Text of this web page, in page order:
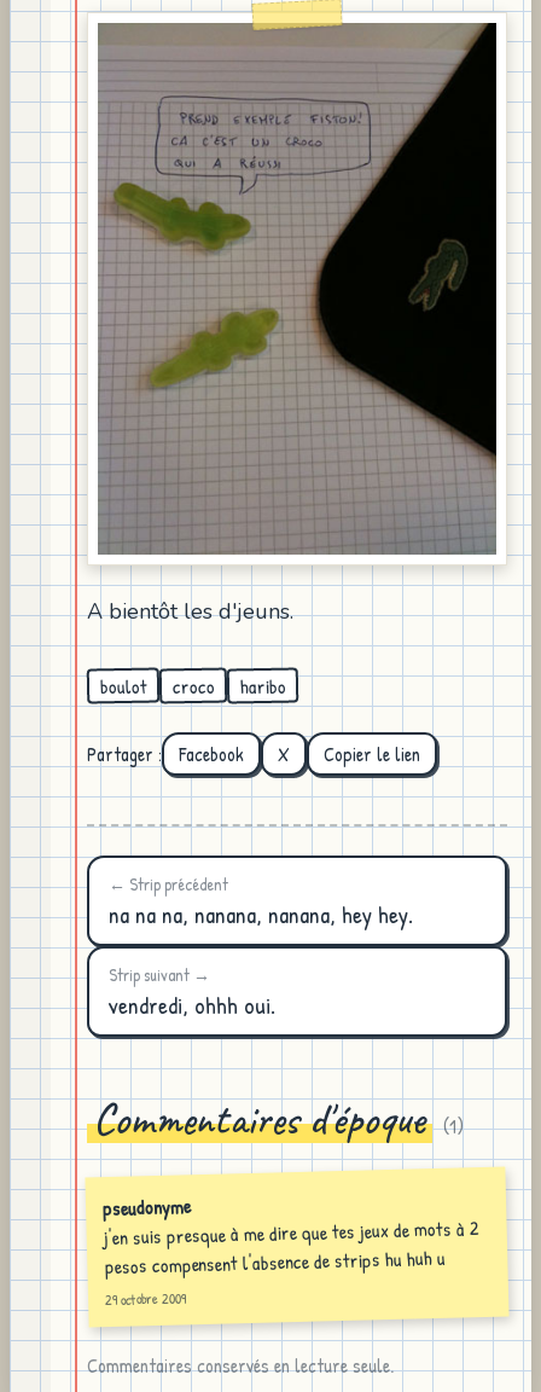
A bientôt les d'jeuns.
boulot croco haribo
Partager : Facebook X Copier le lien
← Strip précédent
na na na, nanana, nanana, hey hey.
Strip suivant →
vendredi, ohhh oui.
Commentaires d'époque (1)
pseudonyme
j'en suis presque à me dire que tes jeux de mots à 2
pesos compensent l'absence de strips hu huh u
29 octobre 2009
Commentaires conservés en lecture seule.